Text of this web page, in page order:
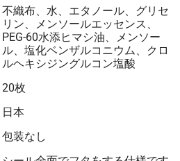
不織布、水、エタノール、グリセ
リン、メンソールエッセンス、
PEG-60水添ヒマシ油、メンソー
ル、塩化ベンザルコニウム、クロ
ルヘキシジングルコン塩酸
20枚
日本
包装なし